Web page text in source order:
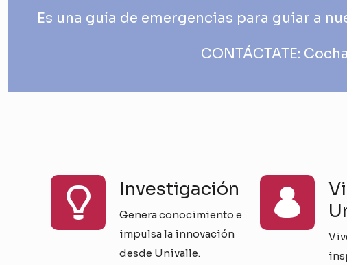
Es una guía de emergencias para guiar a
CONTÁCTATE:
Investigación
Genera conocimiento e
impulsa la innovación
desde Univalle.